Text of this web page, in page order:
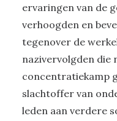
ervaringen van de
verhoogden en
tegenover de
nazivervolgden die
concentratiekamp
slachtoffer van
leden aan verdere